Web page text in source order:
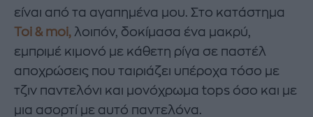
είναι από τα αγαπημένα μου. Στο κατάστημα
Toi & moi, λοιπόν, δοκίμασα ένα μακρύ,
εμπριμέ κιμονό με κάθετη ρίγα σε παστέλ
αποχρώσεις που ταιριάζει υπέροχα τόσο με
τζιν παντελόνι και μονόχρωμα tops όσο και με
μια ασορτί με αυτό παντελόνα.